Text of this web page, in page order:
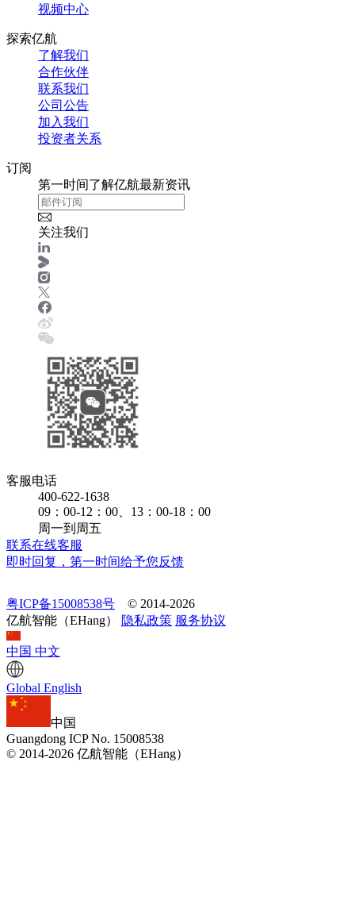
视频中心
探索亿航
了解我们
合作伙伴
联系我们
公司公告
加入我们
投资者关系
订阅
第一时间了解亿航最新资讯
关注我们
客服电话
400-622-1638
09：00-12：00、13：00-18：00
周一到周五
联系在线客服
即时回复，第一时间给予您反馈
粤ICP备15008538号 © 2014-2026
亿航智能（EHang）
隐私政策 服务协议
中国 中文
Global English
中国
Guangdong ICP No. 15008538
© 2014-2026 亿航智能（EHang）